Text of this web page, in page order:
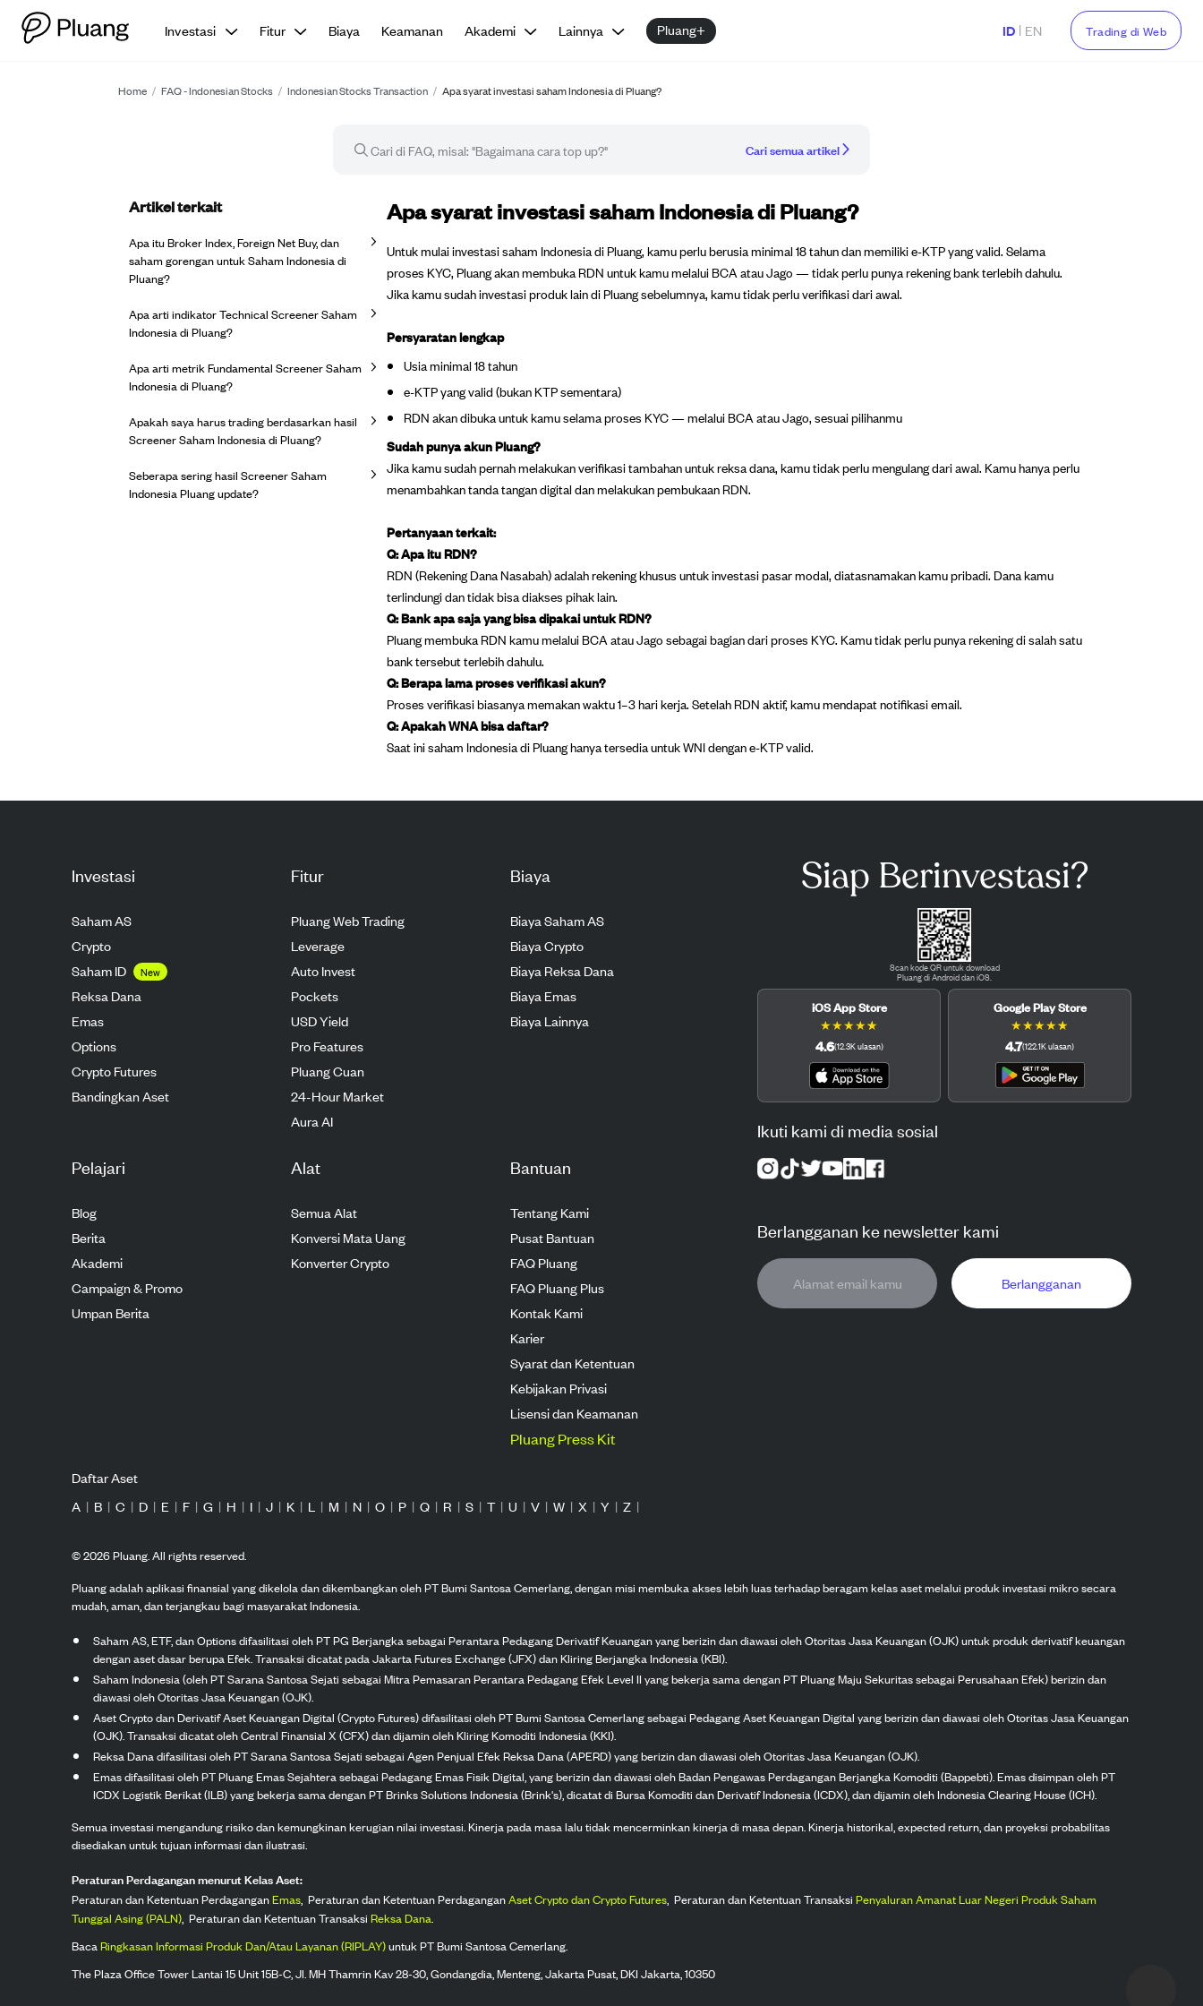
Investasi Fitur Biaya Keamanan Akademi Lainnya Pluang+ ID | EN Trading di Web
Home / FAQ - Indonesian Stocks / Indonesian Stocks Transaction / Apa syarat investasi saham Indonesia di Pluang?
Cari semua artikel
Artikel FAQ
Apa syarat investasi saham Indonesia di Pluang?
Untuk mulai investasi saham Indonesia di Pluang, kamu perlu berusia minimal 18 tahun dan memiliki e-KTP yang valid. Selama
proses KYC, Pluang akan membuka RDN untuk kamu melalui BCA atau Jago — tidak perlu punya rekening bank terlebih dahulu.
Jika kamu sudah investasi produk lain di Pluang sebelumnya, kamu tidak perlu verifikasi dari awal.
Persyaratan lengkap
Usia minimal 18 tahun
e-KTP yang valid (bukan KTP sementara)
RDN akan dibuka untuk kamu selama proses KYC — melalui BCA atau Jago, sesuai pilihanmu
Sudah punya akun Pluang?
Jika kamu sudah pernah melakukan verifikasi tambahan untuk reksa dana, kamu tidak perlu mengulang dari awal. Kamu hanya perlu
menambahkan tanda tangan digital dan melakukan pembukaan RDN.
Pertanyaan terkait:
Q: Apa itu RDN?
RDN (Rekening Dana Nasabah) adalah rekening khusus untuk investasi pasar modal, diatasnamakan kamu pribadi. Dana kamu
terlindungi dan tidak bisa diakses pihak lain.
Q: Bank apa saja yang bisa dipakai untuk RDN?
Pluang membuka RDN kamu melalui BCA atau Jago sebagai bagian dari proses KYC. Kamu tidak perlu punya rekening di salah satu
bank tersebut terlebih dahulu.
Q: Berapa lama proses verifikasi akun?
Proses verifikasi biasanya memakan waktu 1–3 hari kerja. Setelah RDN aktif, kamu mendapat notifikasi email.
Q: Apakah WNA bisa daftar?
Saat ini saham Indonesia di Pluang hanya tersedia untuk WNI dengan e-KTP valid.
Artikel terkait
Apa itu Broker Index, Foreign Net Buy, dan
saham gorengan untuk Saham Indonesia di
Pluang?
Apa arti indikator Technical Screener Saham
Indonesia di Pluang?
Apa arti metrik Fundamental Screener Saham
Indonesia di Pluang?
Apakah saya harus trading berdasarkan hasil
Screener Saham Indonesia di Pluang?
Seberapa sering hasil Screener Saham
Indonesia Pluang update?
Investasi
Saham AS
Crypto
Saham ID
New
Reksa Dana
Emas
Options
Crypto Futures
Bandingkan Aset
Fitur
Pluang Web Trading
Leverage
Auto Invest
Pockets
USD Yield
Pro Features
Pluang Cuan
24-Hour Market
Aura AI
Biaya
Biaya Saham AS
Biaya Crypto
Biaya Reksa Dana
Biaya Emas
Biaya Lainnya
Pelajari
Blog
Berita
Akademi
Campaign & Promo
Umpan Berita
Alat
Semua Alat
Konversi Mata Uang
Konverter Crypto
Bantuan
Tentang Kami
Pusat Bantuan
FAQ Pluang
FAQ Pluang Plus
Kontak Kami
Karier
Syarat dan Ketentuan
Kebijakan Privasi
Lisensi dan Keamanan
Pluang Press Kit
Siap Berinvestasi?
Scan kode QR untuk download
Pluang di Android dan iOS.
iOS App Store
★★★★★
4.6(12.3Kulasan)
Google Play Store
★★★★★
4.7(122.1Kulasan)
Ikuti kami di media sosial
Berlangganan ke newsletter kami
Berlangganan
Daftar Aset
A | B | C | D | E | F | G | H | I | J | K | L | M | N | O | P | Q | R | S | T | U | V | W | X | Y | Z |
©2026Pluang. All rights reserved.
Pluang adalah aplikasi finansial yang dikelola dan dikembangkan oleh PT Bumi Santosa Cemerlang, dengan misi membuka akses lebih luas terhadap beragam kelas aset melalui produk investasi mikro secara
mudah, aman, dan terjangkau bagi masyarakat Indonesia.
Saham AS, ETF, dan Options difasilitasi oleh PT PG Berjangka sebagai Perantara Pedagang Derivatif Keuangan yang berizin dan diawasi oleh Otoritas Jasa Keuangan (OJK) untuk produk derivatif keuangan
dengan aset dasar berupa Efek. Transaksi dicatat pada Jakarta Futures Exchange (JFX) dan Kliring Berjangka Indonesia (KBI).
Saham Indonesia (oleh PT Sarana Santosa Sejati sebagai Mitra Pemasaran Perantara Pedagang Efek Level II yang bekerja sama dengan PT Pluang Maju Sekuritas sebagai Perusahaan Efek) berizin dan
diawasi oleh Otoritas Jasa Keuangan (OJK).
Aset Crypto dan Derivatif Aset Keuangan Digital (Crypto Futures) difasilitasi oleh PT Bumi Santosa Cemerlang sebagai Pedagang Aset Keuangan Digital yang berizin dan diawasi oleh Otoritas Jasa Keuangan
(OJK). Transaksi dicatat oleh Central Finansial X (CFX) dan dijamin oleh Kliring Komoditi Indonesia (KKI).
Reksa Dana difasilitasi oleh PT Sarana Santosa Sejati sebagai Agen Penjual Efek Reksa Dana (APERD) yang berizin dan diawasi oleh Otoritas Jasa Keuangan (OJK).
Emas difasilitasi oleh PT Pluang Emas Sejahtera sebagai Pedagang Emas Fisik Digital, yang berizin dan diawasi oleh Badan Pengawas Perdagangan Berjangka Komoditi (Bappebti). Emas disimpan oleh PT
ICDX Logistik Berikat (ILB) yang bekerja sama dengan PT Brinks Solutions Indonesia (Brink's), dicatat di Bursa Komoditi dan Derivatif Indonesia (ICDX), dan dijamin oleh Indonesia Clearing House (ICH).
Semua investasi mengandung risiko dan kemungkinan kerugian nilai investasi. Kinerja pada masa lalu tidak mencerminkan kinerja di masa depan. Kinerja historikal, expected return, dan proyeksi probabilitas
disediakan untuk tujuan informasi dan ilustrasi.
Peraturan Perdagangan menurut Kelas Aset:
Peraturan dan Ketentuan PerdaganganEmas Peraturan dan Ketentuan PerdaganganAset Crypto dan Crypto Futures Peraturan dan Ketentuan Transaksi Penyaluran Amanat Luar Negeri Produk Saham
Tunggal Asing (PALN) Peraturan dan Ketentuan Transaksi Reksa Dana
Baca Ringkasan Informasi Produk Dan/Atau Layanan (RIPLAY)untuk PT Bumi Santosa Cemerlang.
The Plaza Office Tower Lantai 15 Unit 15B-C, Jl. MH Thamrin Kav 28-30, Gondangdia, Menteng, Jakarta Pusat, DKI Jakarta, 10350